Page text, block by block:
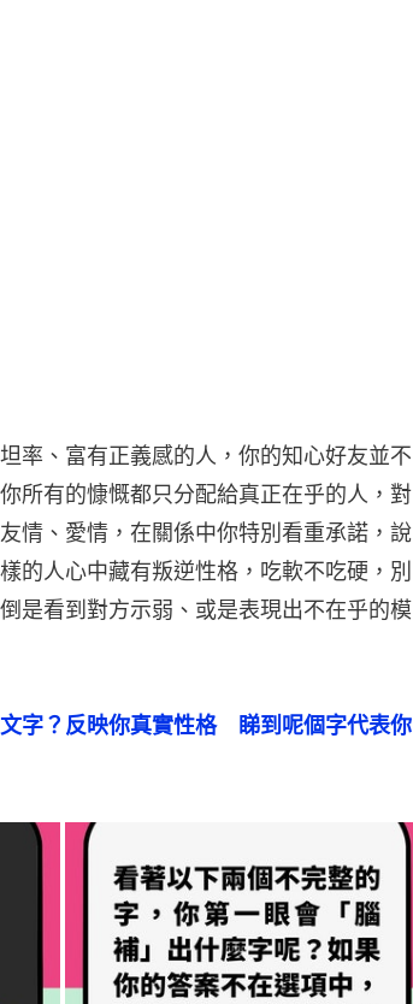
率、富有正義感的人，你的知心好友並不
所有的慷慨都只分配給真正在乎的人，對
情、愛情，在關係中你特別看重承諾，說
的人心中藏有叛逆性格，吃軟不吃硬，別
是看到對方示弱、或是表現出不在乎的模
字？反映你真實性格　睇到呢個字代表你